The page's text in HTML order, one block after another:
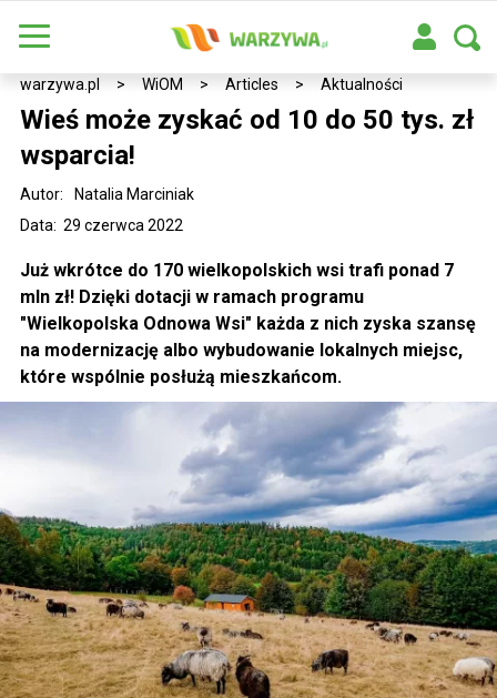
warzywa.pl > WiOM > Articles > Aktualności
Wieś może zyskać od 10 do 50 tys. zł
wsparcia!
Data: 29 czerwca 2022
Autor: Natalia Marciniak
Już wkrótce do 170 wielkopolskich wsi trafi ponad 7
mln zł! Dzięki dotacji w ramach programu
"Wielkopolska Odnowa Wsi" każda z nich zyska szansę
na modernizację albo wybudowanie lokalnych miejsc,
które wspólnie posłużą mieszkańcom.